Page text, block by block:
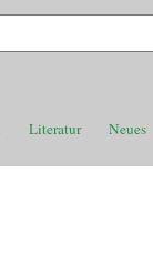
Literatur Neues